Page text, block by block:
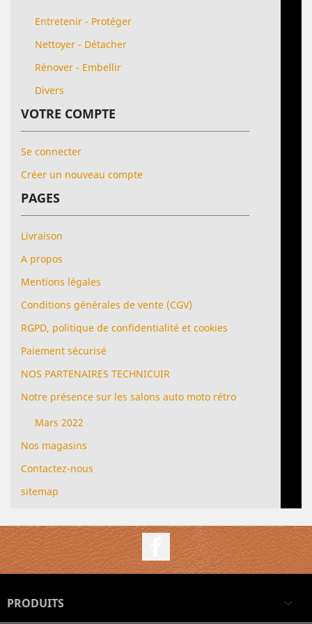
Entretenir - Protéger
Nettoyer - Détacher
Rénover - Embellir
Divers
VOTRE COMPTE
Se connecter
Créer un nouveau compte
PAGES
Livraison
A propos
Mentions légales
Conditions générales de vente (CGV)
RGPD, politique de confidentialité et cookies
Paiement sécurisé
NOS PARTENAIRES TECHNICUIR
Notre présence sur les salons auto moto rétro
Mars 2022
Nos magasins
Contactez-nous
sitemap
Facebook
PRODUITS 